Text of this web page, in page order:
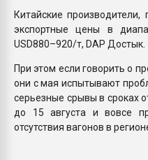
Китайские
экспортные цены в
USD880–920/т, DAP Достык.
При этом если говорить о
они с мая испытывают
серьезные срывы в сроках
до 15 августа и вовсе
отсутствия вагонов в